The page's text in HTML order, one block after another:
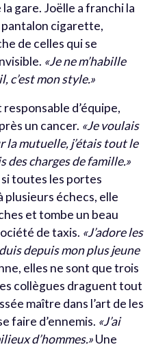
gare. Joëlle a franchi la
cigarette,
de celles qui se
«Je ne m’habille
c’est mon style.»
d’équipe,
un cancer. «Je voulais
mutuelle, j’étais tout le
des charges de famille.»
si toutes les portes
plusieurs échecs, elle
et tombe un beau
de taxis. «J’adore les
depuis mon plus jeune
elles ne sont que trois
collègues draguent tout
maître dans l’art de les
faire d’ennemis. «J’ai
d’hommes.»Une